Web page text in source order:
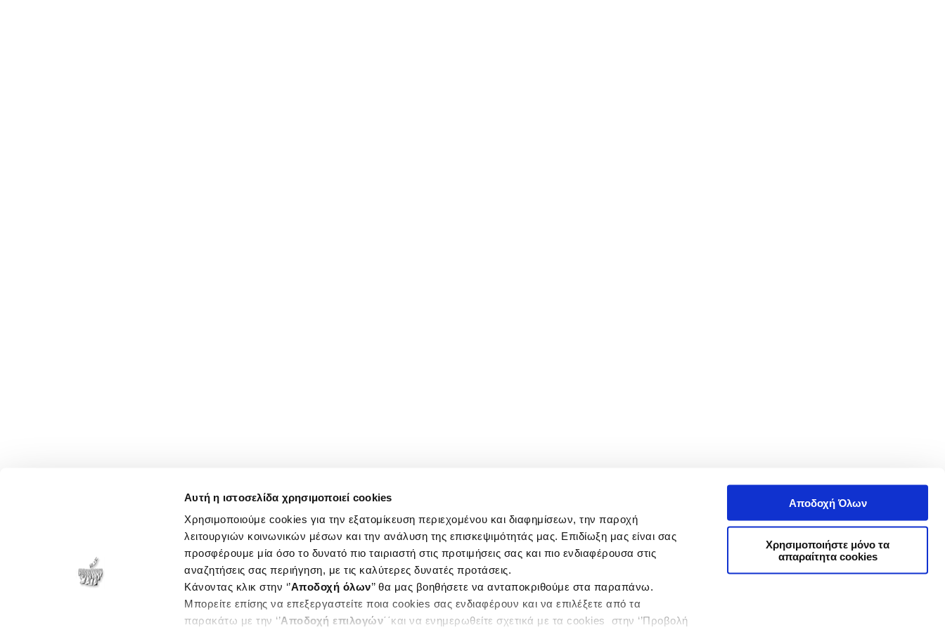
Αυτή η ιστοσελίδα χρησιμοποιεί cookies
Χρησιμοποιούμε cookies για την εξατομίκευση περιεχομένου και διαφημίσεων, την παροχή
λειτουργιών κοινωνικών μέσων και την ανάλυση της επισκεψιμότητάς μας. Επιδίωξη μας είναι σας
προσφέρουμε μία όσο το δυνατό πιο ταιριαστή στις προτιμήσεις σας και πιο ενδιαφέρουσα στις
αναζητήσεις σας περιήγηση, με τις καλύτερες δυνατές προτάσεις.
Κάνοντας κλικ στην ‘’Αποδοχή όλων’’ θα μας βοηθήσετε να ανταποκριθούμε στα παραπάνω.
Μπορείτε επίσης να επεξεργαστείτε ποια cookies σας ενδιαφέρουν και να επιλέξετε από τα
παρακάτω με την ‘’Αποδοχή επιλογών΄΄και να ενημερωθείτε σχετικά με τα cookies στην ‘’Προβολή
Αποδοχή Όλων
Χρησιμοποιήστε μόνο τα
απαραίτητα cookies